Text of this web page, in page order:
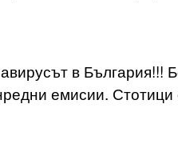
в България!!!
емисии. Стотици